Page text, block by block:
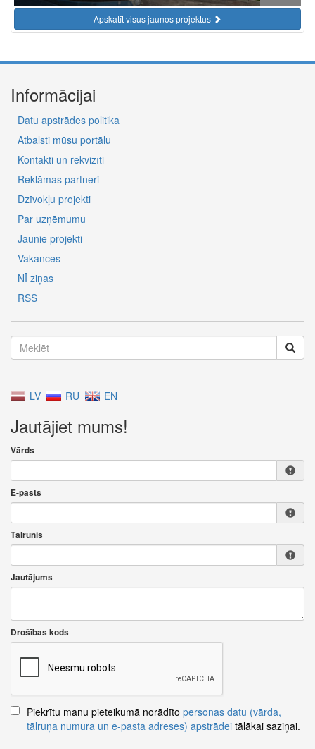
Apskatīt visus jaunos projektus
Informācijai
Datu apstrādes politika
Atbalsti mūsu portālu
Kontakti un rekvizīti
Reklāmas partneri
Dzīvokļu projekti
Par uzņēmumu
Jaunie projekti
Vakances
NĪ ziņas
RSS
LV RU EN
Jautājiet mums!
Vārds
E-pasts
Tālrunis
Jautājums
Drošības kods
Piekrītu manu pieteikumā norādīto personas datu (vārda,
tālruņa numura un e-pasta adreses) apstrādei tālākai saziņai.